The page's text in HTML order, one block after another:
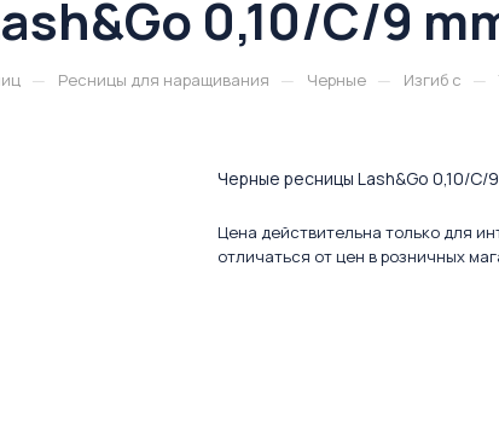
0,10/C/9
— Ресницы для наращивания — Черные — Изгиб с —
Черные ресницы Lash&Go 0,10/C/
Цена действительна только для
отличаться от цен в розничных